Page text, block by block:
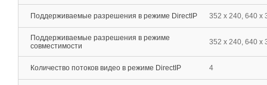
Поддерживаемые разрешения в режиме DirectIP 352 x 240, 640 x
Поддерживаемые разрешения в режиме
совместимости
352 x 240, 640 х
Количество потоков видео в режиме DirectIP 4